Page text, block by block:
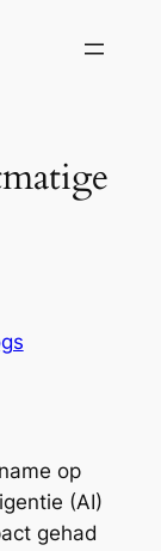
op
(AI)
gehad